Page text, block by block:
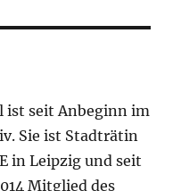
ist seit Anbeginn im
Sie ist Stadträtin
in Leipzig und seit
Mitglied des